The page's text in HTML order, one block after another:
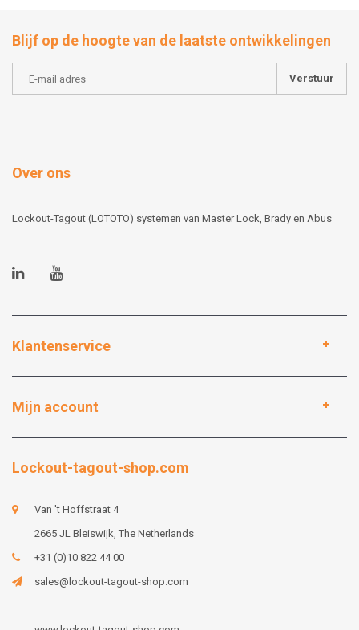
Blijf op de hoogte van de laatste ontwikkelingen
Verstuur
Over ons
Lockout-Tagout (LOTOTO) systemen van Master Lock, Brady en Abus
Klantenservice
Mijn account
Lockout-tagout-shop.com
Van 't Hoffstraat 4
2665 JL Bleiswijk, The Netherlands
+31 (0)10 822 44 00
sales@lockout-tagout-shop.com